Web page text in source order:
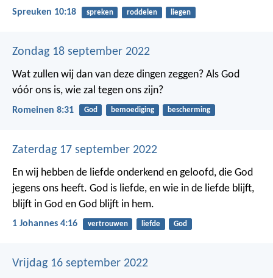
Spreuken 10:18 spreken roddelen liegen
Zondag 18 september 2022
Wat zullen wij dan van deze dingen zeggen? Als God
vóór ons is, wie zal tegen ons zijn?
Romeinen 8:31 God bemoediging bescherming
Zaterdag 17 september 2022
En wij hebben de liefde onderkend en geloofd, die God
jegens ons heeft. God is liefde, en wie in de liefde blijft,
blijft in God en God blijft in hem.
1 Johannes 4:16 vertrouwen liefde God
Vrijdag 16 september 2022